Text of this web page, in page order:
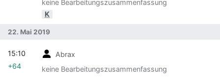
keine Bearbeitungszusammenfassung
K
22. Mai 2019
Abrax
keine Bearbeitungszusammenfassung
15:10
+64